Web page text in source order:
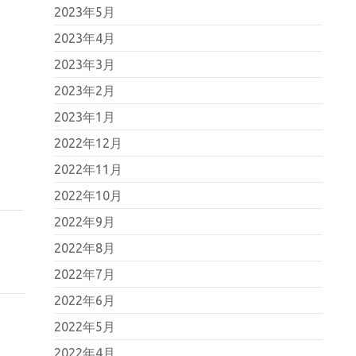
2023年5月
2023年4月
2023年3月
2023年2月
2023年1月
2022年12月
2022年11月
2022年10月
2022年9月
2022年8月
2022年7月
2022年6月
2022年5月
2022年4月